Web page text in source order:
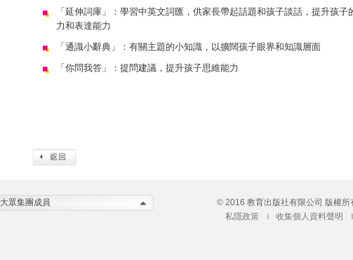
「延伸詞庫」：學習中英文詞匯，供家長帶起話題和孩子談話，提升孩子
力和表達能力
「通識小辭典」：有關主題的小知識，以擴闊孩子眼界和知識層面
「你問我答」：提問建議，提升孩子思維能力
大眾集團成員
© 2016 教育出版社有限公司 版權所
私隱政策
收集個人資料聲明